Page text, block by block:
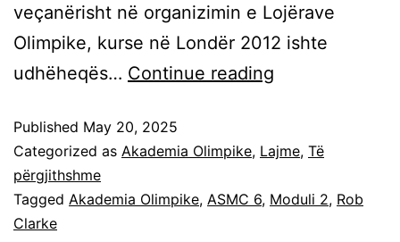
veçanërisht në organizimin e Lojërave
Olimpike, kurse në Londër 2012 ishte
udhëheqës… Continue reading
Published May 20, 2025
Categorized as Akademia Olimpike, Lajme, Të
përgjithshme
Tagged Akademia Olimpike, ASMC 6, Moduli 2, Rob
Clarke